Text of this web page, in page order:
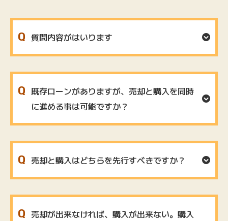
質問内容がはいります
既存ローンがありますが、売却と購⼊を同時
に進める事は可能ですか？
売却と購⼊はどちらを先⾏すべきですか？
売却が出来なければ、購⼊が出来ない。購⼊